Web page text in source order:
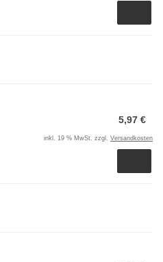
5,97 €
inkl. 19 % MwSt. zzgl. Versandkosten